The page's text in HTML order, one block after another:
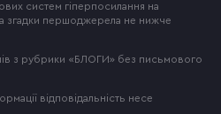
систем гіперпосилання на
згадки першоджерела не нижче
з рубрики «БЛОГИ» без письмового
відповідальність несе